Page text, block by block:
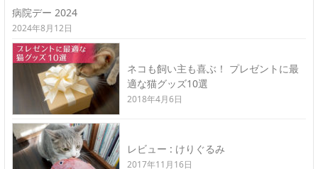
病院デー 2024
2024年8月12日
ネコも飼い主も喜ぶ！ プレゼントに最
適な猫グッズ10選
2018年4月6日
レビュー : けりぐるみ
2017年11月16日